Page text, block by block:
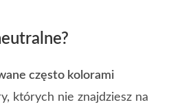
często kolorami
których nie znajdziesz na